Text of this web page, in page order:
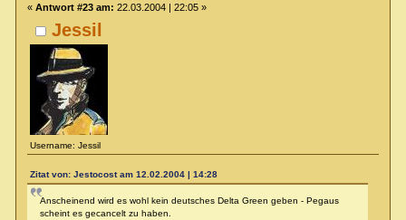
Jessil
Username: Jessil
« Antwort #23 am: 22.03.2004 | 22:05 »
Zitat von: Jestocost am 12.02.2004 | 14:28
Anscheinend wird es wohl kein deutsches Delta Green geben - Pegaus
scheint es gecancelt zu haben.